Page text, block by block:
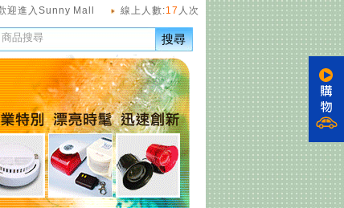
線上人數:17 人次
迎進入Sunny Mall
搜尋